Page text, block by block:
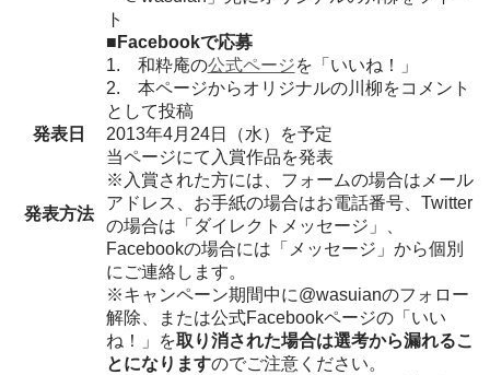
ト
■Facebookで応募
1. 和粋庵の公式ページを「いいね！」
2. 本ページからオリジナルの川柳をコメント
として投稿
発表日
2013年4月24日（水）を予定
発表方法
当ページにて入賞作品を発表
※入賞された方には、フォームの場合はメール
アドレス、お手紙の場合はお電話番号、Twitter
の場合は「ダイレクトメッセージ」、
Facebookの場合には「メッセージ」から個別
にご連絡します。
※キャンペーン期間中に@wasuianのフォロー
解除、または公式Facebookページの「いい
ね！」を取り消された場合は選考から漏れるこ
とになりますのでご注意ください。